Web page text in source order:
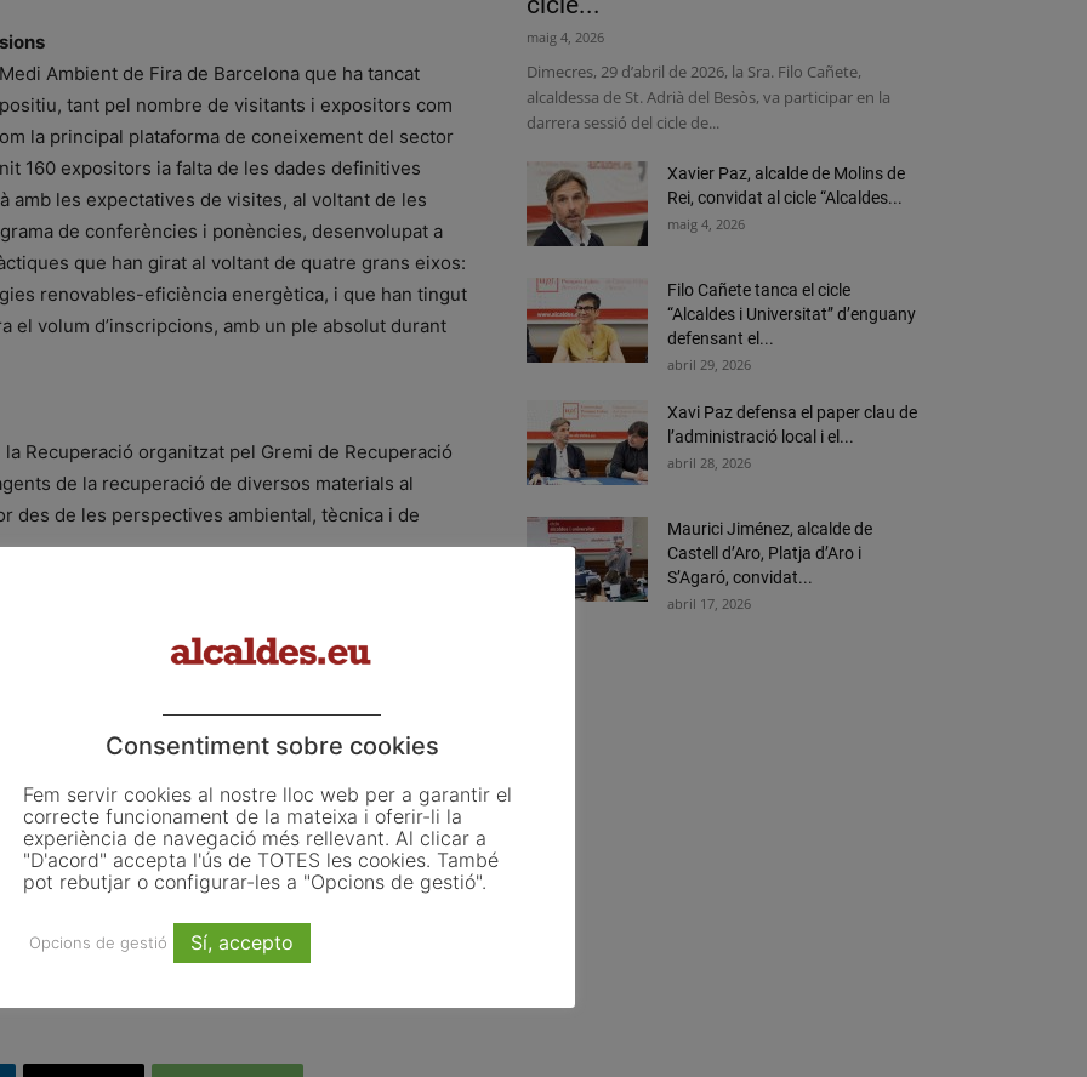
Ambient de Fira de Barcelona que ha tancat
tant pel nombre de visitants i expositors com
la principal plataforma de coneixement del sector
160 expositors ia falta de les dades definitives
amb les expectatives de visites, al voltant de les
de conferències i ponències, desenvolupat a
que han girat al voltant de quatre grans eixos:
renovables-eficiència energètica, i que han tingut
el volum d’inscripcions, amb un ple absolut durant
Recuperació organitzat pel Gremi de Recuperació
de la recuperació de diversos materials al
des de les perspectives ambiental, tècnica i de
a la setena edició dels Premis Ciutat
amb el suport del Ministeri de Medi Ambient.
el guardó a la millor ciutat sostenible pels
protegir el medi ambient. Els altres municipis
la categoria d’Aigua; Tolosa, en la d’Atmosfera;
i Gozón ha obtingut la Menció Especial en la
Estocolm com Ciutat Verda 2010 per la Unió
en gesitó
maig 4, 2026
Dimecres, 29 d’abril de 2026, la Sra. Filo Cañete,
alcaldessa de St. Adrià del Besòs, va participar en la
darrera sessió del cicle de...
Xavier Paz, alcalde de Molins de
Rei, convidat al cicle “Alcaldes...
maig 4, 2026
Filo Cañete tanca el cicle
“Alcaldes i Universitat” d’enguany
defensant el...
abril 29, 2026
Xavi Paz defensa el paper clau de
l’administració local i el...
abril 28, 2026
Maurici Jiménez, alcalde de
Castell d’Aro, Platja d’Aro i
S’Agaró, convidat...
abril 17, 2026
Consentiment sobre cookies
Fem servir cookies al nostre lloc web per a garantir el
correcte funcionament de la mateixa i oferir-li la
experiència de navegació més rellevant. Al clicar a
"D'acord" accepta l'ús de TOTES les cookies. També
pot rebutjar o configurar-les a "Opcions de gestió".
Opcions de gestió Sí, accepto